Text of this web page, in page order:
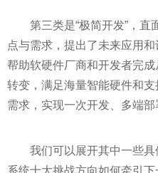
第三类是“极简开发”，
点与需求，提出了未来应用
帮助软硬件厂商和开发者完
转变，满足海量智能硬件和
需求，实现一次开发、多端部
我们可以展开其中一些
系统十大挑战方向如何牵引